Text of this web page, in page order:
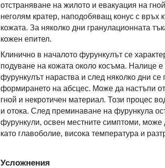
отстраняване на жилото и евакуация на
неголям кратер, наподобяващ конус с връх
кожата. За няколко дни гранулационната
кожен епител.
Клинично в началото фурункулът се
подуване на кожата около косъма. Налице
фурункулът нараства и след няколко дни се
формирането на абсцес. Може да настъпи
гной и некротичен материал. Този процес
и отока. След преминаване на фурункула
фурункули, освен местните симптоми,
като главоболие, висока температура и
Усложнения